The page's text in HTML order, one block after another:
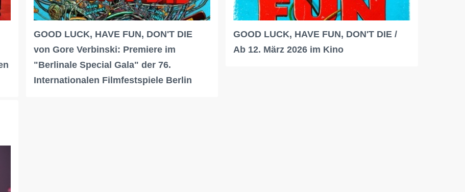
GOOD LUCK, HAVE FUN, DON'T DIE
von Gore Verbinski: Premiere im
"Berlinale Special Gala" der 76.
Internationalen Filmfestspiele Berlin
GOOD LUCK, HAVE FUN, DON'T DIE /
Ab 12. März 2026 im Kino